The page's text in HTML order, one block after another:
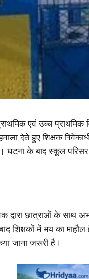
एवं उच्च प्राथमिक
हवाला देते हुए शिक्षक
घटना के बाद स्कूल
द्वारा छात्राओं के साथ
शिक्षकों में भय का माहौल
जाना जरूरी है।